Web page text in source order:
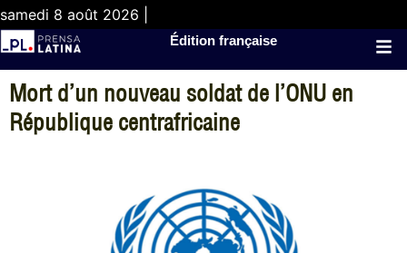
samedi 8 août 2026 |
Édition française
Mort d’un nouveau soldat de l’ONU en
République centrafricaine